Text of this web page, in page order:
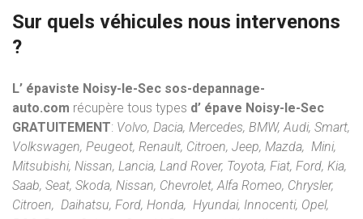
Sur quels véhicules nous intervenons
?
L’ épaviste Noisy-le-Sec sos-depannage-
auto.com récupère tous types d’ épave Noisy-le-Sec
GRATUITEMENT: Volvo, Dacia, Mercedes, BMW, Audi, Smart,
Volkswagen, Peugeot, Renault, Citroen, Jeep, Mazda, Mini,
Mitsubishi, Nissan, Lancia, Land Rover, Toyota, Fiat, Ford, Kia,
Saab, Seat, Skoda, Nissan, Chevrolet, Alfa Romeo, Chrysler,
Citroen, Daihatsu, Ford, Honda, Hyundai, Innocenti, Opel,